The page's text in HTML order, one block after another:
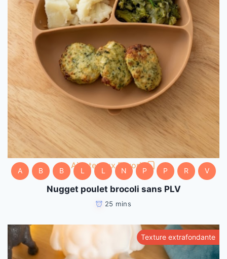
Ajouter aux Favoris
A B B L L N P P R V
Nugget poulet brocoli sans PLV
25 mins
Texture extrafondante